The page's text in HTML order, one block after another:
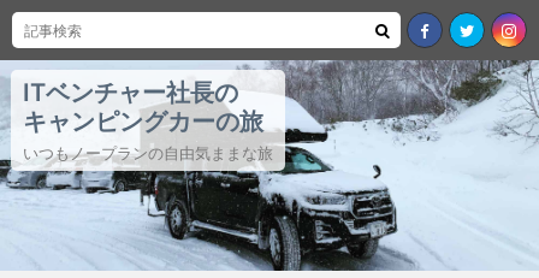
ITベンチャー社長の
キャンピングカーの旅
いつもノープランの自由気ままな旅